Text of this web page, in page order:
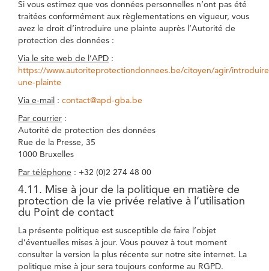
Si vous estimez que vos données personnelles n’ont pas été
traitées conformément aux règlementations en vigueur, vous
avez le droit d’introduire une plainte auprès l’Autorité de
protection des données :
Via le site web de l’APD :
https://www.autoriteprotectiondonnees.be/citoyen/agir/
une-plainte
Via e-mail : contact@apd-gba.be
Par courrier :
Autorité de protection des données
Rue de la Presse, 35
1000 Bruxelles
Par téléphone : +32 (0)2 274 48 00
4.11. Mise à jour de la politique en matière de
protection de la vie privée relative à l’utilisation
du Point de contact
La présente politique est susceptible de faire l’objet
d’éventuelles mises à jour. Vous pouvez à tout moment
consulter la version la plus récente sur notre site internet. La
politique mise à jour sera toujours conforme au RGPD.